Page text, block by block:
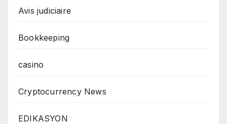
Avis judiciaire
Bookkeeping
casino
Cryptocurrency News
EDIKASYON